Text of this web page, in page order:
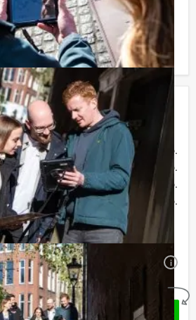
€ 34,50 p.p.
€ 32,50 p.p.
€ 29,50 p.p.
€ 27,50 p.p.
BTW
minuten
personen i
Geheel vrijblijvend
AANVRAGEN
aantal deelnemers? Als u
minimale aantal te betalen, kunt u
personen boeken!